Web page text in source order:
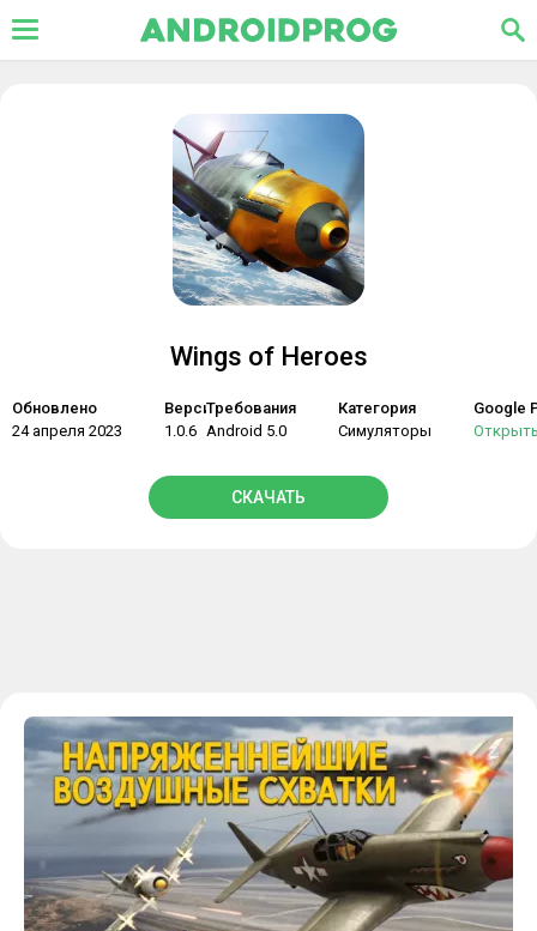
Wings of Heroes
Обновлено
24 апреля 2023
Версия
1.0.6
Требования
Android 5.0
Категория
Симуляторы
Google
СКАЧАТЬ